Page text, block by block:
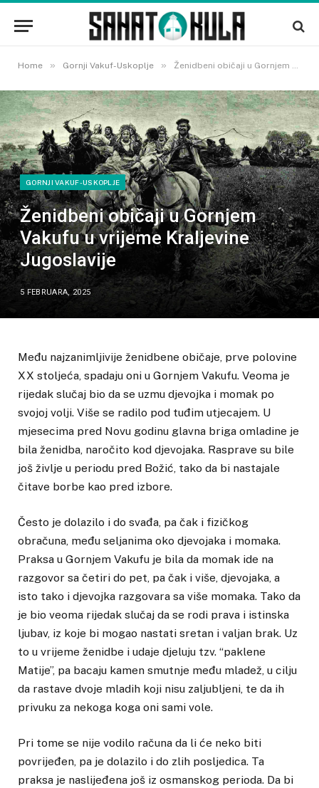
Home » Gornji Vakuf-Uskoplje » Ženidbeni običaji u Gornjem Vakufu u vrijeme Kraljevine Jugoslavije
GORNJI VAKUF-USKOPLJE
Ženidbeni običaji u Gornjem
Vakufu u vrijeme Kraljevine
Jugoslavije
5 FEBRUARA, 2025
Među najzanimljivije ženidbene običaje, prve polovine
XX stoljeća, spadaju oni u Gornjem Vakufu. Veoma je
rijedak slučaj bio da se uzmu djevojka i momak po
svojoj volji. Više se radilo pod tuđim utjecajem. U
mjesecima pred Novu godinu glavna briga omladine je
bila ženidba, naročito kod djevojaka. Rasprave su bile
još življe u periodu pred Božić, tako da bi nastajale
čitave borbe kao pred izbore.
Često je dolazilo i do svađa, pa čak i fizičkog
obračuna, među seljanima oko djevojaka i momaka.
Praksa u Gornjem Vakufu je bila da momak ide na
razgovor sa četiri do pet, pa čak i više, djevojaka, a
isto tako i djevojka razgovara sa više momaka. Tako da
je bio veoma rijedak slučaj da se rodi prava i istinska
ljubav, iz koje bi mogao nastati sretan i valjan brak. Uz
to u vrijeme ženidbe i udaje djeluju tzv. “paklene
Matije”, pa bacaju kamen smutnje među mladež, u cilju
da rastave dvoje mladih koji nisu zaljubljeni, te da ih
privuku za nekoga koga oni sami vole.
Pri tome se nije vodilo računa da li će neko biti
povrijeđen, pa je dolazilo i do zlih posljedica. Ta
praksa je naslijeđena još iz osmanskog perioda. Da bi